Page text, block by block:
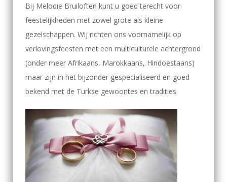
Bij Melodie Bruiloften kunt u goed terecht voor
feestelijkheden met zowel grote als kleine
gezelschappen. Wij richten ons voornamelijk op
verlovingsfeesten met een multiculturele achtergrond
(onder meer Afrikaans, Marokkaans, Hindoestaans)
maar zijn in het bijzonder gespecialiseerd en goed
bekend met de Turkse gewoontes en tradities.